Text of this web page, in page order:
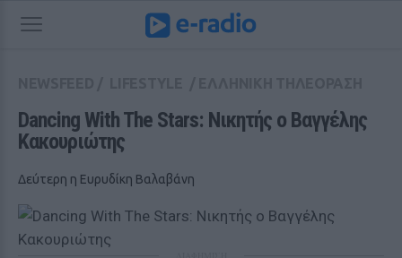
Dancing With The Stars: Νικητής ο Βαγγέλης
Κακουριώτης
Δεύτερη η Ευρυδίκη Βαλαβάνη